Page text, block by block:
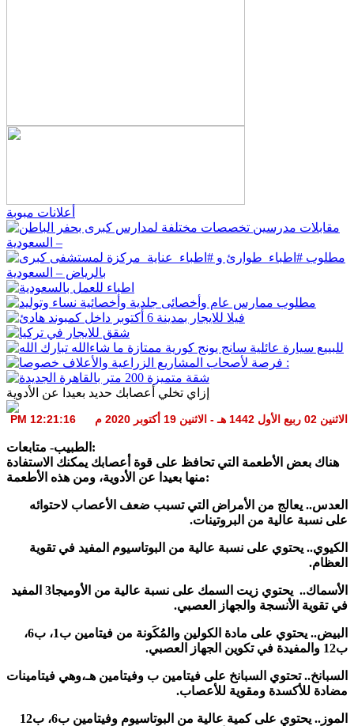
أعلانات مبوبة
إزاي تخلي أعصابك حديد بعيدا عن الأدوية
الاثنين 02 ربيع الأول 1442 هـ - الاثنين 19 أكتوبر 2020 م 12:21:16 PM
الطبيب- متابعات:
هناك بعض الأطعمة التي تحافظ على قوة أعصابك يمكنك الاستفادة
منها بعيدا عن الأدوية، ومن هذه الأطعمة:
العدس.. يعالج من الأمراض التي تسبب ضعف الأعصاب لاحتوائه
على نسبة عالية من البروتينات.
الكيوي.. يحتوي على نسبة عالية من البوتاسيوم المفيد في تقوية
العظام.
الأسماك.. يحتوي زيت السمك على نسبة عالية من الأوميجا3 المفيد
في تقوية الأنسجة والجهاز العصبي.
البيض.. يحتوي على مادة الكولين والمُكَونة من فيتامين ب1، ب6،
ب12 والمفيدة في تكوين الجهاز العصبي.
السبانخ.. تحتوي السبانخ على فيتامين ب وفيتامين هـ،وهي فيتامينات
مضادة للأكسدة ومقوية للأعصاب.
الموز.. يحتوي على كمية عالية من البوتاسيوم وفيتامين ب6، ب12